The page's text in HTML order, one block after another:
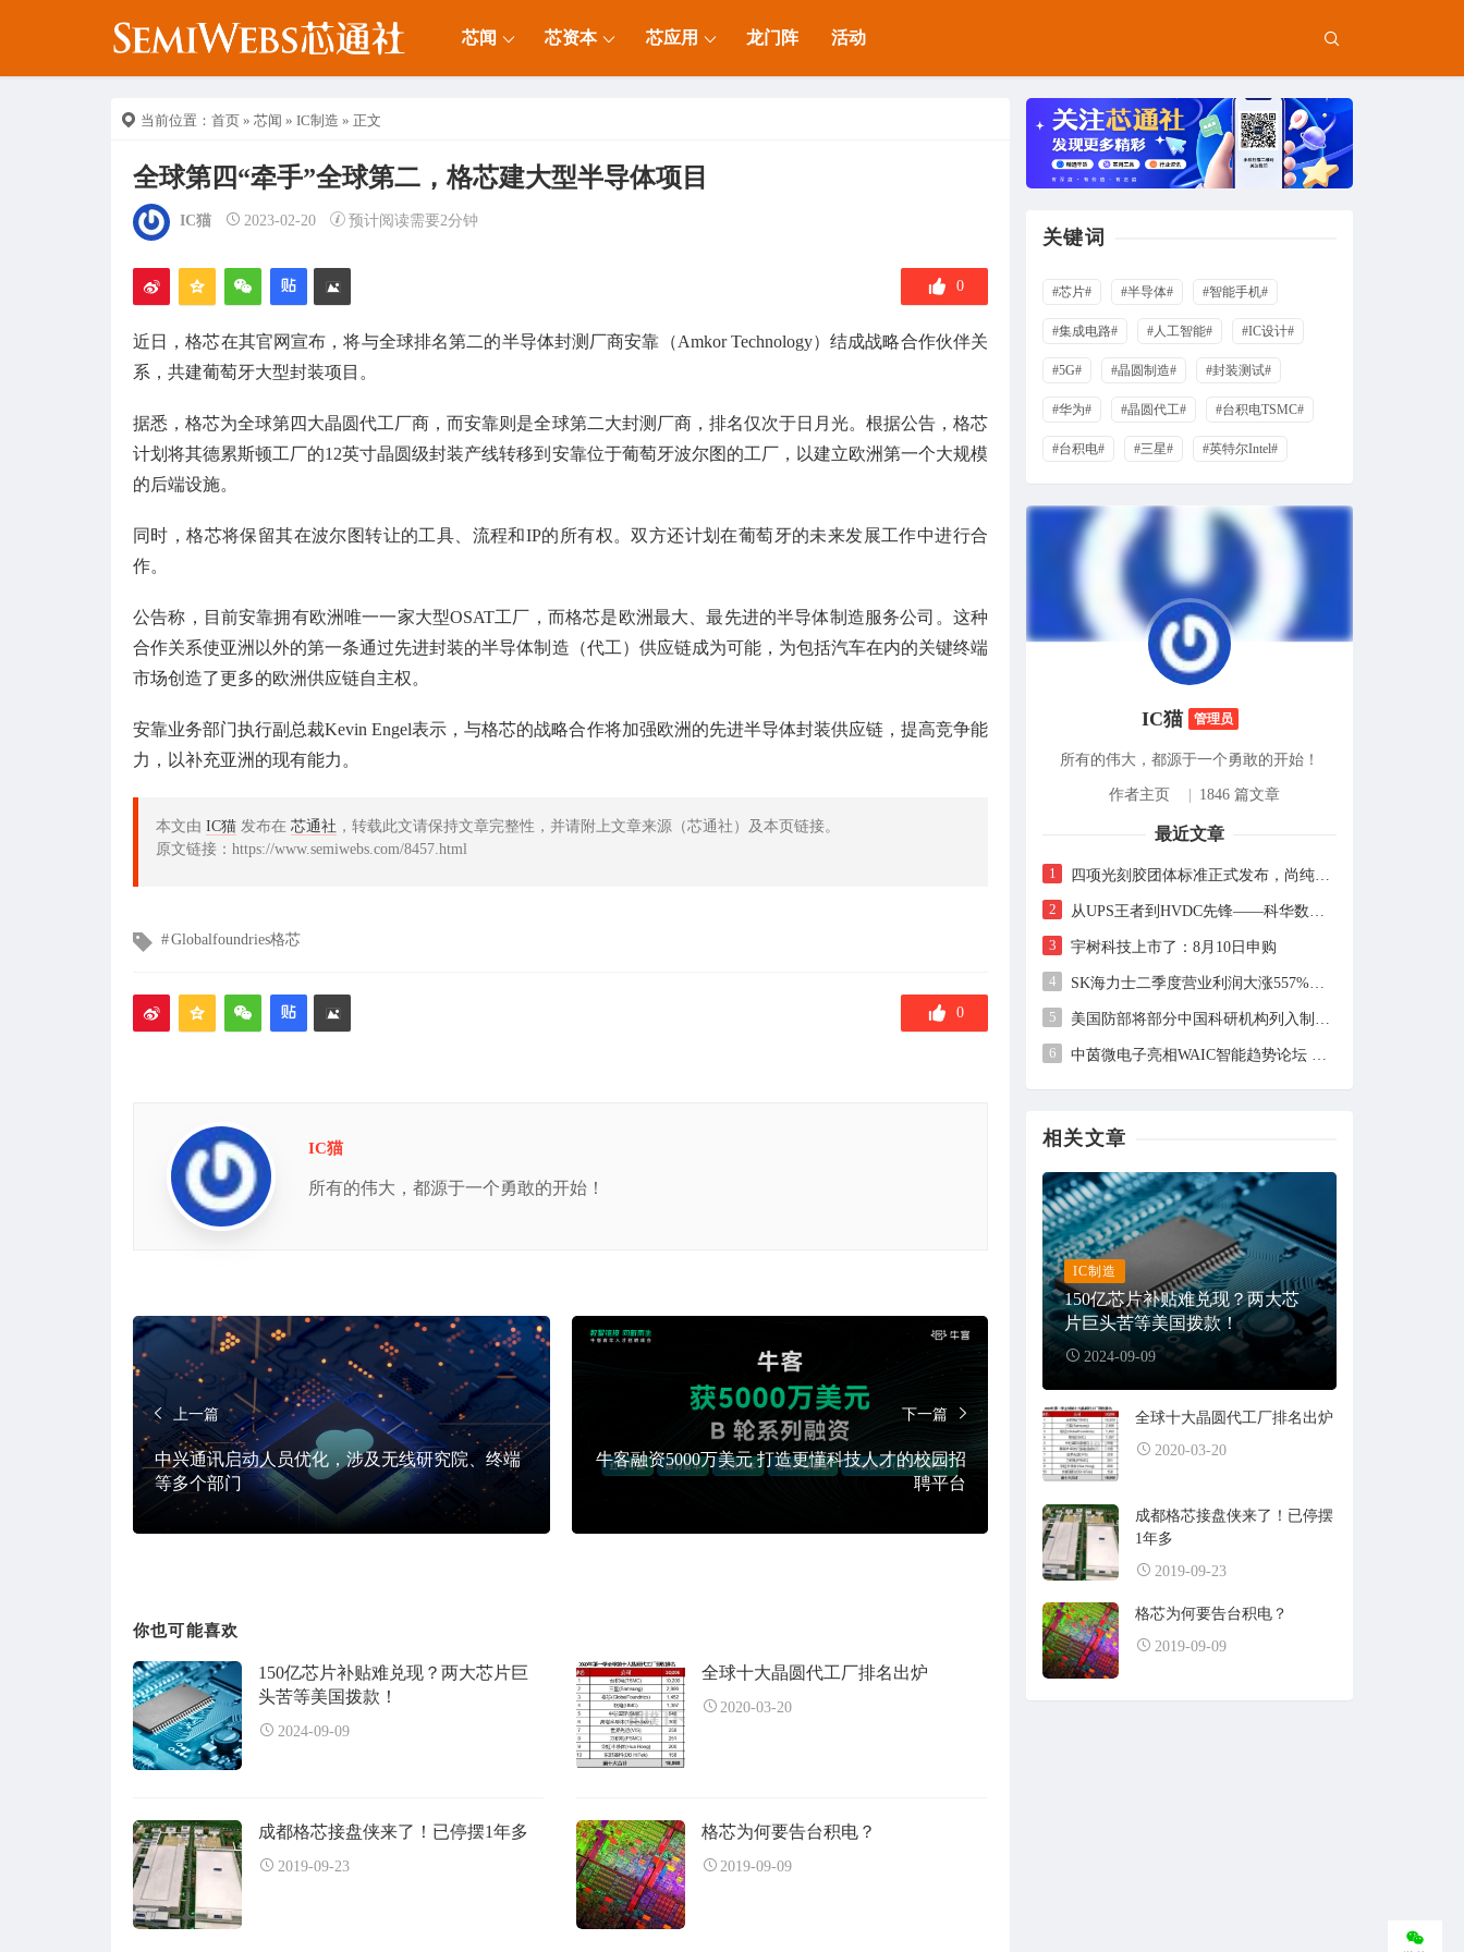
芯闻 芯资本 芯应用 龙门阵 活动
当前位置： 首页 » 芯闻 » IC制造 » 正文
全球第四“牵手”全球第二，格芯建大型半导体项目
IC猫 2023-02-20 预计阅读需要2分钟
0
近日，格芯在其官网宣布，将与全球排名第二的半导体封测厂商安靠（Amkor Technology）结成战略合作伙伴关
系，共建葡萄牙大型封装项目。
据悉，格芯为全球第四大晶圆代工厂商，而安靠则是全球第二大封测厂商，排名仅次于日月光。根据公告，格芯
计划将其德累斯顿工厂的12英寸晶圆级封装产线转移到安靠位于葡萄牙波尔图的工厂，以建立欧洲第一个大规模
的后端设施。
同时，格芯将保留其在波尔图转让的工具、流程和IP的所有权。双方还计划在葡萄牙的未来发展工作中进行合
作。
公告称，目前安靠拥有欧洲唯一一家大型OSAT工厂，而格芯是欧洲最大、最先进的半导体制造服务公司。这种
合作关系使亚洲以外的第一条通过先进封装的半导体制造（代工）供应链成为可能，为包括汽车在内的关键终端
市场创造了更多的欧洲供应链自主权。
安靠业务部门执行副总裁Kevin Engel表示，与格芯的战略合作将加强欧洲的先进半导体封装供应链，提高竞争能
力，以补充亚洲的现有能力。
本文由 IC猫 发布在 芯通社 ，转载此文请保持文章完整性，并请附上文章来源（芯通社）及本页链接。
原文链接：https://www.semiwebs.com/8457.html
文
签
Globalfoundries格芯
0
IC猫
所有的伟大，都源于一个勇敢的开始！
上一篇
中兴通讯启动人员优化，涉及无线研究院、终端
等多个部门
下一篇
牛客融资5000万美元 打造更懂科技人才的校园招
聘平台
你也可能喜欢
150亿芯片补贴难兑现？两大芯片巨
头苦等美国拨款！
2024-09-09
全球十大晶圆代工厂排名出炉
2020-03-20
成都格芯接盘侠来了！已停摆1年多
2019-09-23
格芯为何要告台积电？
2019-09-09
关键词
#芯片# #半导体# #智能手机#
#集成电路# #人工智能# #IC设计#
#5G# #晶圆制造# #封装测试#
#华为# #晶圆代工# #台积电TSMC#
#台积电# #三星# #英特尔Intel#
IC猫 管理员
所有的伟大，都源于一个勇敢的开始！
作者主页 1846 篇文章
最近文章
1 四项光刻胶团体标准正式发布，尚纯智造以设备商身份跻身标准起草席
2 从UPS王者到HVDC先锋——科华数据的“时代转身”
3 宇树科技上市了：8月10日申购
4 SK海力士二季度营业利润大涨557%，但未及市场预期
5 美国防部将部分中国科研机构列入制裁清单，中方回应
6 中茵微电子亮相WAIC智能趋势论坛 AI ASIC芯片定制平台赋能工业AI落地
相关文章
IC制造
150亿芯片补贴难兑现？两大芯
片巨头苦等美国拨款！
2024-09-09
全球十大晶圆代工厂排名出炉
2020-03-20
成都格芯接盘侠来了！已停摆
1年多
2019-09-23
格芯为何要告台积电？
2019-09-09